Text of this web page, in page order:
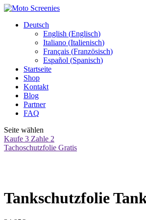
Deutsch
English (Englisch)
Italiano (Italienisch)
Français (Französisch)
Español (Spanisch)
Startseite
Shop
Kontakt
Blog
Partner
FAQ
Seite wählen
Kaufe 3 Zahle 2
Tachoschutzfolie Gratis
Tankschutzfolie